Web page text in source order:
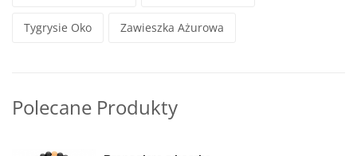
Tygrysie Oko Zawieszka Ażurowa
Polecane Produkty